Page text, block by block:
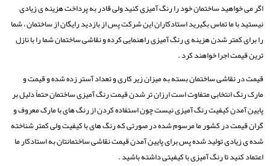
اگر می خواهید ساختمان خود را رنگ آمیزی کنید ولی قادر به پرداخت هزینه ی زیادی
نیستید با ما تماس بگیرید استادکاران این شرکت پس از بازدید رایگان از ساختمان ، شما
را برای کمتر شدن هزینه ی رنگ آمیزی راهنمایی کرده و نقاشی ساختمان شما را با نازل
ترین قیمت اجرا خواهند کرد .
قیمت در نقاشی ساختمان بسته به میزان زیر کاری و تعداد آستر زده شده و قیمت و
مارک رنگ انتخابی متفاوت است ارزان تر شدن قیمت رنگ آمیزی ساختمان حتماً دلیل بر
پایین آمدن کیفیت رنگ آمیزی نیست چون استفاده کردن از رنگ های با مارک معروف و
گران قیمت در کشور ما مرسوم شده در صورتی که رنگ های با کیفیت ولی کمتر شناخته
شده ی زیادی تولید شده پس برای پایین آمدن قیمت نقاشی ساختمانتان به استادکار ما
اعتماد کنید تا رنگ آمیزی با کیفیتی داشته باشید .